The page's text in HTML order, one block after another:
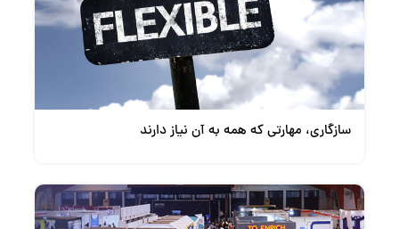
سازگاری، مهارتی که همه به آن نیاز دارند